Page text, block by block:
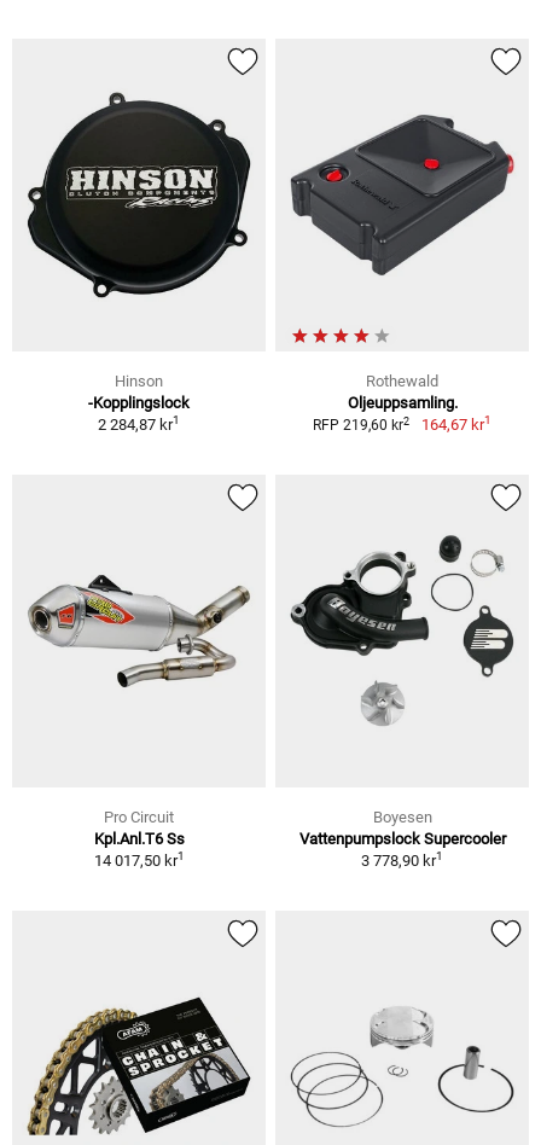
Hinson
-Kopplingslock
2 284,87 kr1
Rothewald
Oljeuppsamling.
RFP 219,60 kr2 164,67 kr1
Pro Circuit
Kpl.Anl.T6 Ss
14 017,50 kr1
Boyesen
Vattenpumpslock Supercooler
3 778,90 kr1